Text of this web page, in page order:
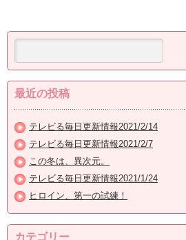
最近の投稿
テレビる毎日更新情報2021/2/14
テレビる毎日更新情報2021/2/7
この冬は、異次元。
テレビる毎日更新情報2021/1/24
ヒロイン、第一の試練！
カテゴリー